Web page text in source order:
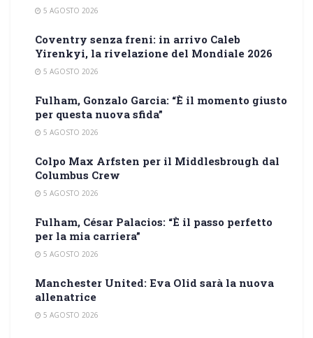
5 AGOSTO 2026
Coventry senza freni: in arrivo Caleb
Yirenkyi, la rivelazione del Mondiale 2026
5 AGOSTO 2026
Fulham, Gonzalo Garcia: “È il momento giusto
per questa nuova sfida”
5 AGOSTO 2026
Colpo Max Arfsten per il Middlesbrough dal
Columbus Crew
5 AGOSTO 2026
Fulham, César Palacios: “È il passo perfetto
per la mia carriera”
5 AGOSTO 2026
Manchester United: Eva Olid sarà la nuova
allenatrice
5 AGOSTO 2026